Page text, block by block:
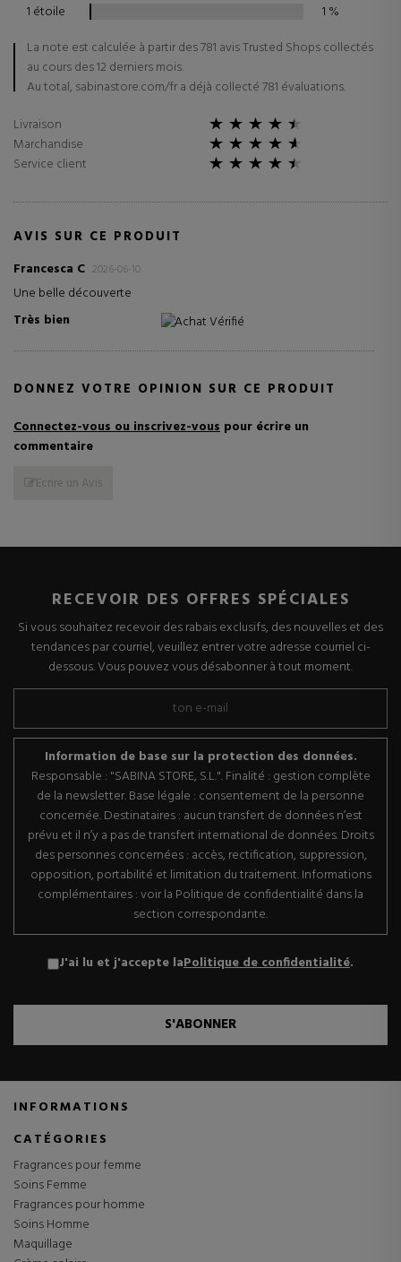
1 étoile
1 %
La note est calculée à partir des 781 avis Trusted Shops collectés
au cours des 12 derniers mois.
Au total, sabinastore.com/fr a déjà collecté 781 évaluations.
Livraison
Marchandise
Service client
AVIS SUR CE PRODUIT
Francesca C 2026-06-10
Une belle découverte
Très bien
Achat Vérifié
DONNEZ VOTRE OPINION SUR CE PRODUIT
Connectez-vous ou inscrivez-vous pour écrire un
commentaire
Ecrire un Avis
RECEVOIR DES OFFRES SPÉCIALES
Si vous souhaitez recevoir des rabais exclusifs, des nouvelles et des
tendances par courriel, veuillez entrer votre adresse courriel ci-
dessous. Vous pouvez vous désabonner à tout moment.
Information de base sur la protection des données.
Responsable : "SABINA STORE, S.L.". Finalité : gestion complète
de la newsletter. Base légale : consentement de la personne
concernée. Destinataires : aucun transfert de données n’est
prévu et il n’y a pas de transfert international de données. Droits
des personnes concernées : accès, rectification, suppression,
opposition, portabilité et limitation du traitement. Informations
complémentaires : voir la Politique de confidentialité dans la
section correspondante.
J'ai lu et j'accepte laPolitique de confidentialité.
S'ABONNER
INFORMATIONS
CATÉGORIES
Fragrances pour femme
Soins Femme
Fragrances pour homme
Soins Homme
Maquillage